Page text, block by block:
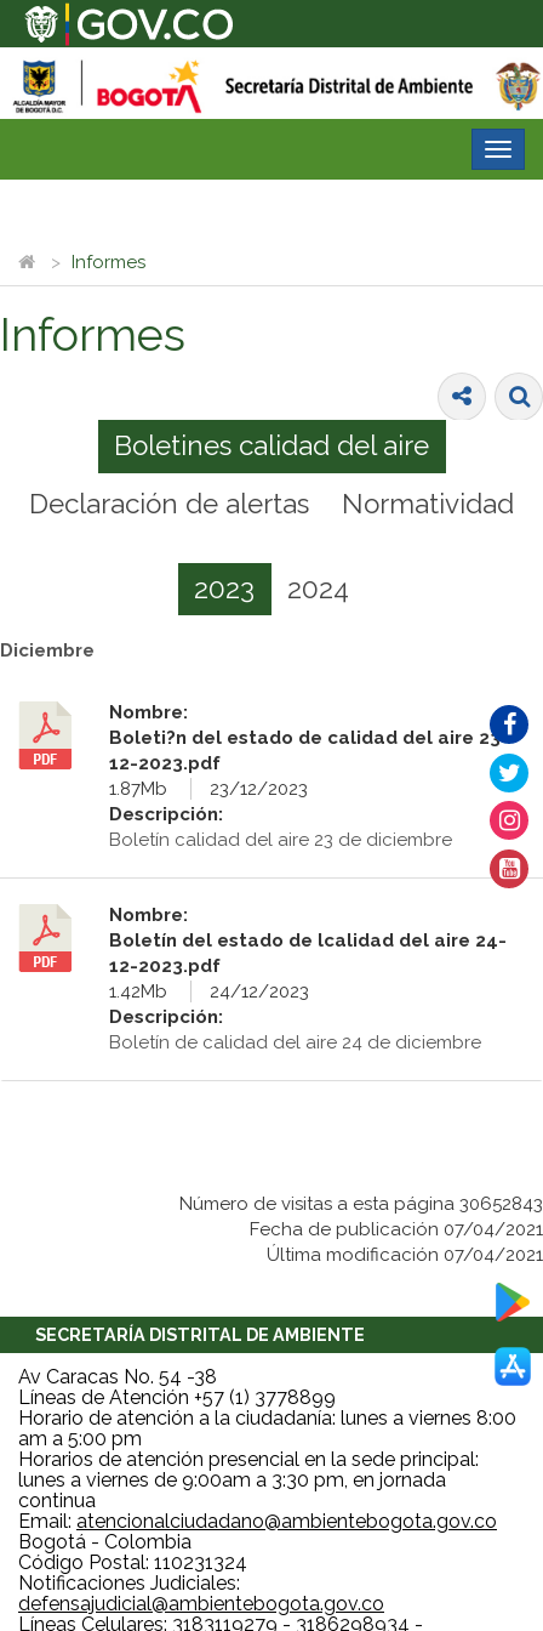
Informes
Informes
Boletines calidad del aire
Declaración de alertas
Normatividad
2023 2024
Diciembre
Nombre:
Boleti?n del estado de calidad del aire 23-
12-2023.pdf
1.87Mb
23/12/2023
Descripción:
Boletín calidad del aire 23 de diciembre
Nombre:
Boletín del estado de lcalidad del aire 24-
12-2023.pdf
1.42Mb
24/12/2023
Descripción:
Boletín de calidad del aire 24 de diciembre
Número de visitas a esta página 30652843
Fecha de publicación 07/04/2021
Última modificación 07/04/2021
SECRETARÍA DISTRITAL DE AMBIENTE
Av Caracas No. 54 -38
Líneas de Atención +57 (1) 3778899
Horario de atención a la ciudadanía: lunes a viernes 8:00
am a 5:00 pm
Horarios de atención presencial en la sede principal:
lunes a viernes de 9:00am a 3:30 pm, en jornada
continua
Email: atencionalciudadano@ambientebogota.gov.co
Bogotá - Colombia
Código Postal: 110231324
Notificaciones Judiciales:
defensajudicial@ambientebogota.gov.co
Líneas Celulares: 3183119279 - 3186298934 -